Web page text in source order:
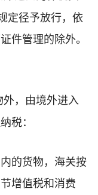
定径予放行，依
件管理的除外。
，由境外进入
税：
的货物，海关按
增值税和消费